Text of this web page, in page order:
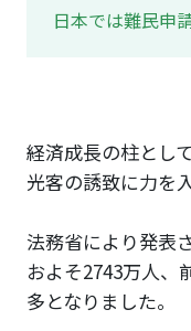
日本では難民申
経済成長の柱とし
光客の誘致に力を
法務省により発表
およそ2743万人、
多となりました。